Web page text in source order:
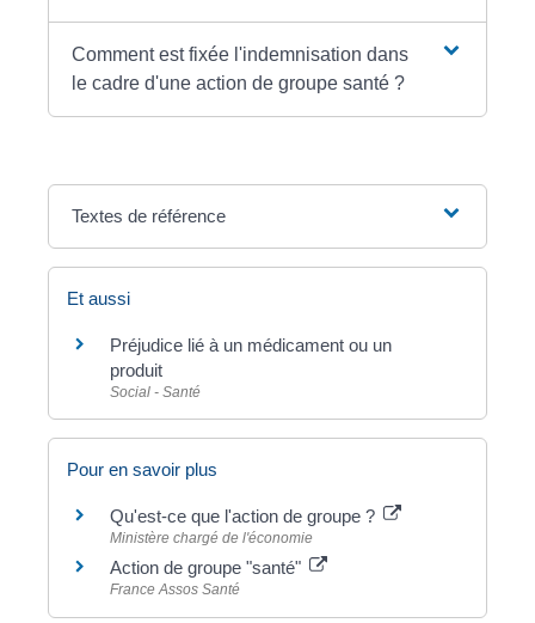
Comment est fixée l'indemnisation dans
le cadre d'une action de groupe santé ?
Textes de référence
Et aussi
Préjudice lié à un médicament ou un
produit
Social - Santé
Pour en savoir plus
Qu'est-ce que l'action de groupe ?
Ministère chargé de l'économie
Action de groupe "santé"
France Assos Santé